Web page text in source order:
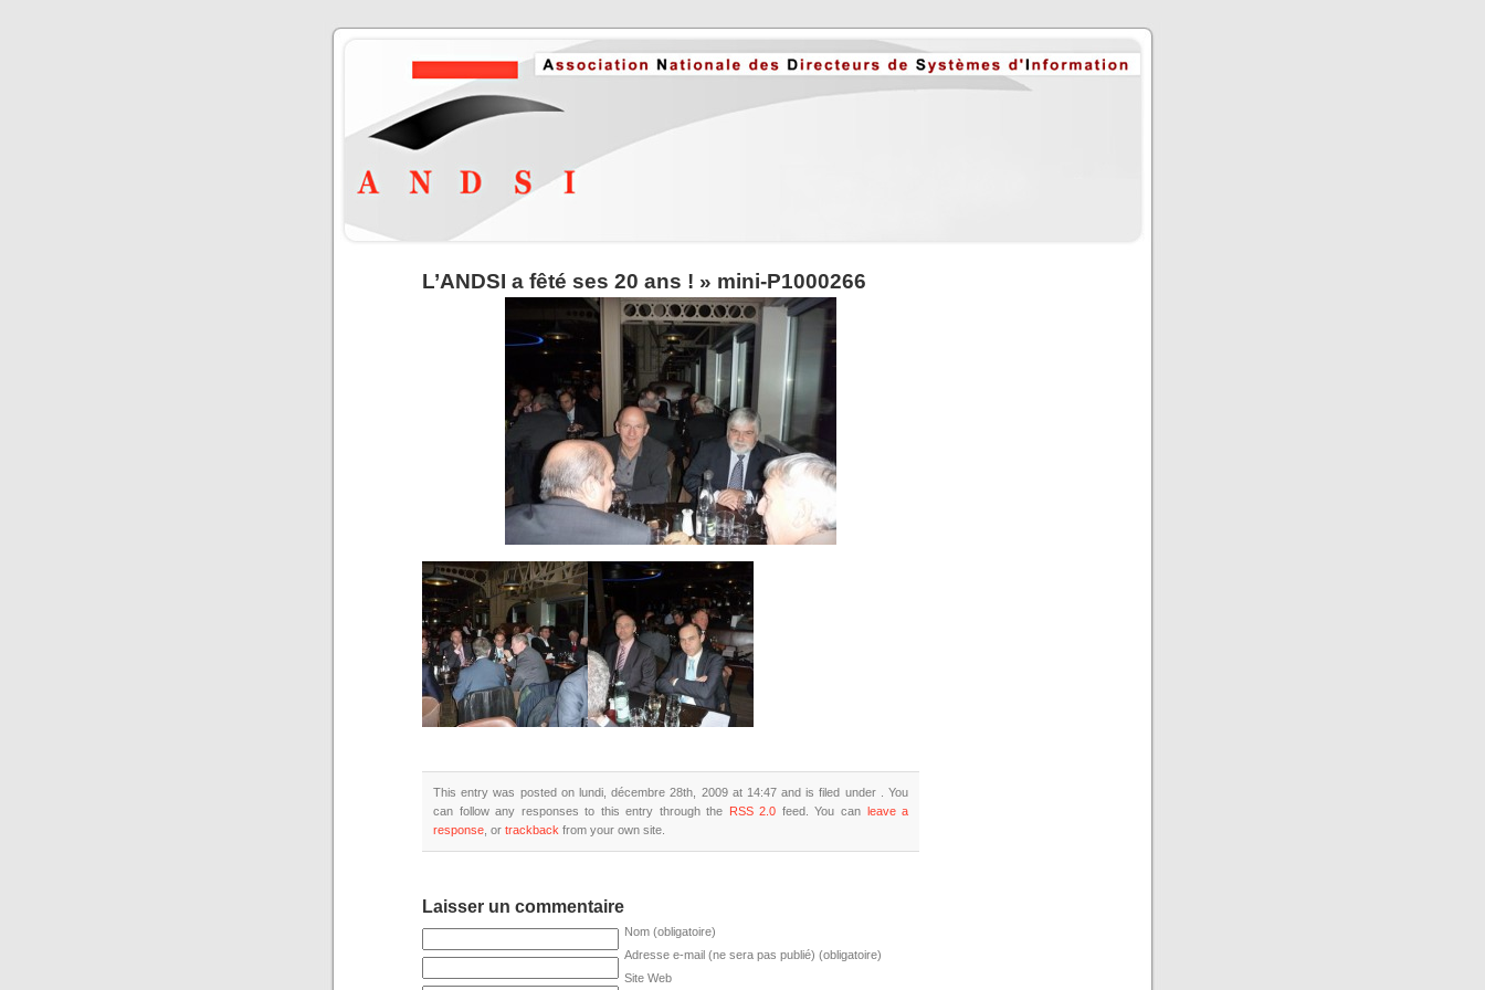
L’ANDSI a fêté ses 20 ans ! » mini-P1000266
This entry was posted on lundi, décembre 28th, 2009 at 14:47 and is filed under . You
can follow any responses to this entry through the RSS 2.0 feed. You can leave a
response , or trackback from your own site.
Laisser un commentaire
Nom (obligatoire)
Adresse e-mail (ne sera pas publié) (obligatoire)
Site Web